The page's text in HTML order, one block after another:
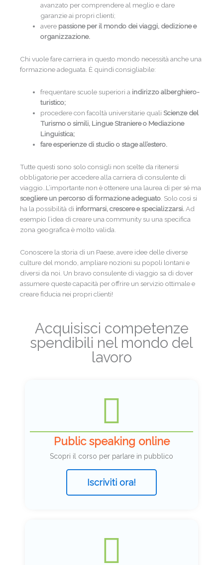
avanzato per comprendere al meglio e dare
garanzie ai propri clienti;
avere passione per il mondo dei viaggi, dedizione e
organizzazione.
Chi vuole fare carriera in questo mondo necessità anche una
formazione adeguata. È quindi consigliabile:
frequentare scuole superiori a indirizzo alberghiero-
turistico;
procedere con facoltà universitarie qualiScienze del
Turismo o simili, Lingue Straniere o Mediazione
Linguistica;
fare esperienze di studio o stage all’estero.
Tutte questi sono solo consigli non scelte da ritenersi
obbligatorie per accedere alla carriera di consulente di
viaggio..L’importante non è ottenere una laurea di per sé ma
scegliere un percorso di formazione adeguato . Solo così si
ha la possibilità di informarsi, crescere e specializzarsi. Ad
esempio l’idea di creare una community su una specifica
zona geografica è molto valida.
Conoscere la storia di un Paese, avere idee delle diverse
culture del mondo, ampliare nozioni su popoli lontani e
diversi da noi. Un bravo consulente di viaggio sa di dover
assumere queste capacità per offrire un servizio ottimale e
creare fiducia nei propri clienti!
Acquisisci competenze
spendibili nel mondo del
lavoro
Public speaking online
Scopri il corso per parlare in pubblico
Iscriviti ora!